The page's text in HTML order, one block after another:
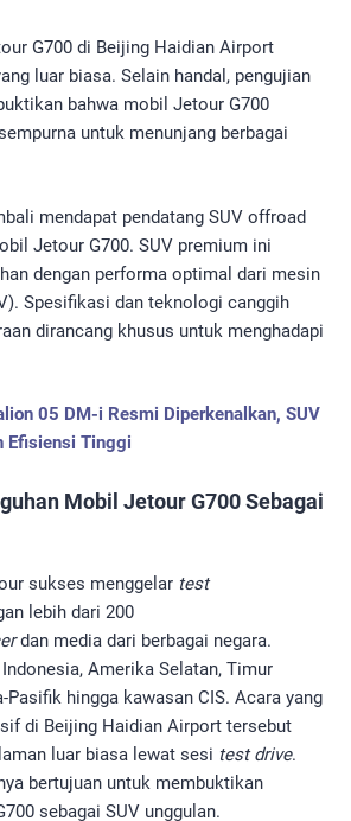
G700 di Beijing Haidian Airport
luar biasa. Selain handal, pengujian
bahwa mobil Jetour G700
untuk menunjang berbagai
mendapat pendatang SUV offroad
Jetour G700. SUV premium ini
dengan performa optimal dari mesin
Spesifikasi dan teknologi canggih
dirancang khusus untuk menghadapi
05 DM-i Resmi Diperkenalkan, SUV
Efisiensi Tinggi
Mobil Jetour G700 Sebagai
sukses menggelar test
lebih dari 200
dan media dari berbagai negara.
Amerika Selatan, Timur
Pasifik hingga kawasan CIS. Acara yang
di Beijing Haidian Airport tersebut
luar biasa lewat sesi test drive.
bertujuan untuk membuktikan
sebagai SUV unggulan.